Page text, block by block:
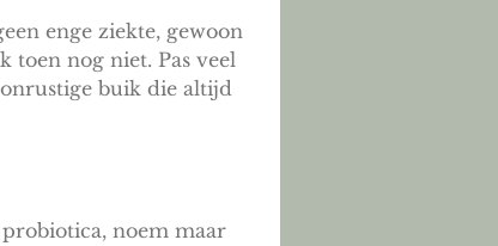
enge ziekte, gewoon
toen nog niet. Pas veel
buik die altijd
noem maar